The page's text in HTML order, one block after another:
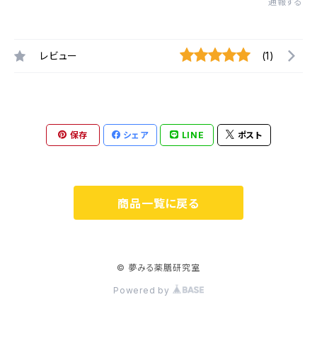
レビュー (1)
保存 シェア LINE ポスト
商品一覧に戻る
© 夢みる薬膳研究室
Powered by